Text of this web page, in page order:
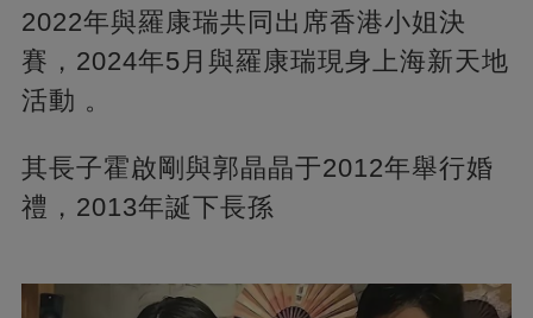
2022年與羅康瑞共同出席香港小姐決
賽，2024年5月與羅康瑞現身上海新天地
活動 。
其長子霍啟剛與郭晶晶于2012年舉行婚
禮，2013年誕下長孫